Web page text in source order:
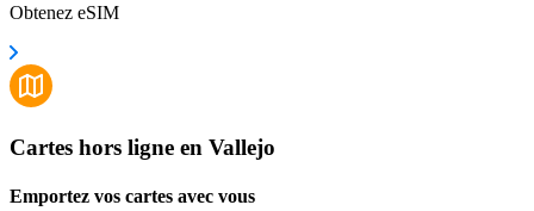
Obtenez eSIM
Cartes hors ligne en Vallejo
Emportez vos cartes avec vous